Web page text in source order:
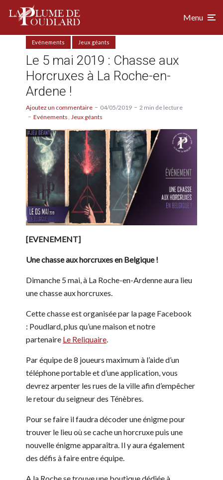
Menu
Evénements Jeux géants
Le 5 mai 2019 : Chasse aux
Horcruxes à La Roche-en-
Ardene !
Ajoutez un commentaire 04/05/2019
2 min de lecture
Evénements
Jeux géants
[EVENEMENT]
Une chasse aux horcruxes en Belgique !
Dimanche 5 mai, à La Roche-en-Ardenne aura lieu
une chasse aux horcruxes.
Cette chasse est organisée par la page Facebook
: Poudlard, plus qu’une maison et notre
partenaire Le Reliquaire.
Par équipe de 8 joueurs maximum à l’aide d’un
téléphone portable et d’une application, vous
devrez arpenter les rues de la ville afin d’empêcher
le retour du seigneur des Ténèbres.
Pour se faire il faudra décoder une énigme pour
trouver le lieu où se cache un horcruxe puis une
nouvelle énigme apparaîtra. Il y aura également
des défis à faire entre équipe.